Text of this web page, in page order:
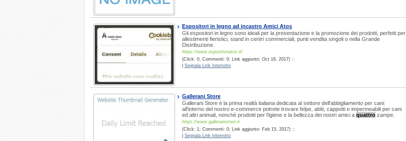
Espositori in legno ad incastro Amici Atos
Gli espositori in legno sono ideali per la presentazione e la promozione dei prodotti, perfetti per
allestimenti fieristici, stand in centri commerciali, punti vendita singoli o nella Grande
Distribuzione.
https://www.espositoriatos.it/
(Click: 0; Commenti: 0; Link aggiunto: Oct 16, 2017) ::
Segnala Link Interrotto
Gallerani Store
Gallerani Store è la prima realtà italiana dedicata al settore dell'abbigliamento per cani:
all'interno del nostro e-commerce potrete trovare felpe, abiti, cappotti e impermeabili per cani
ed altri animali, nonchè prodotti per l'igiene e la bellezza dei nostri amici a quattro zampe.
https://www.galleranistore.it
(Click: 1; Commenti: 0; Link aggiunto: Feb 15, 2017) ::
Segnala Link Interrotto